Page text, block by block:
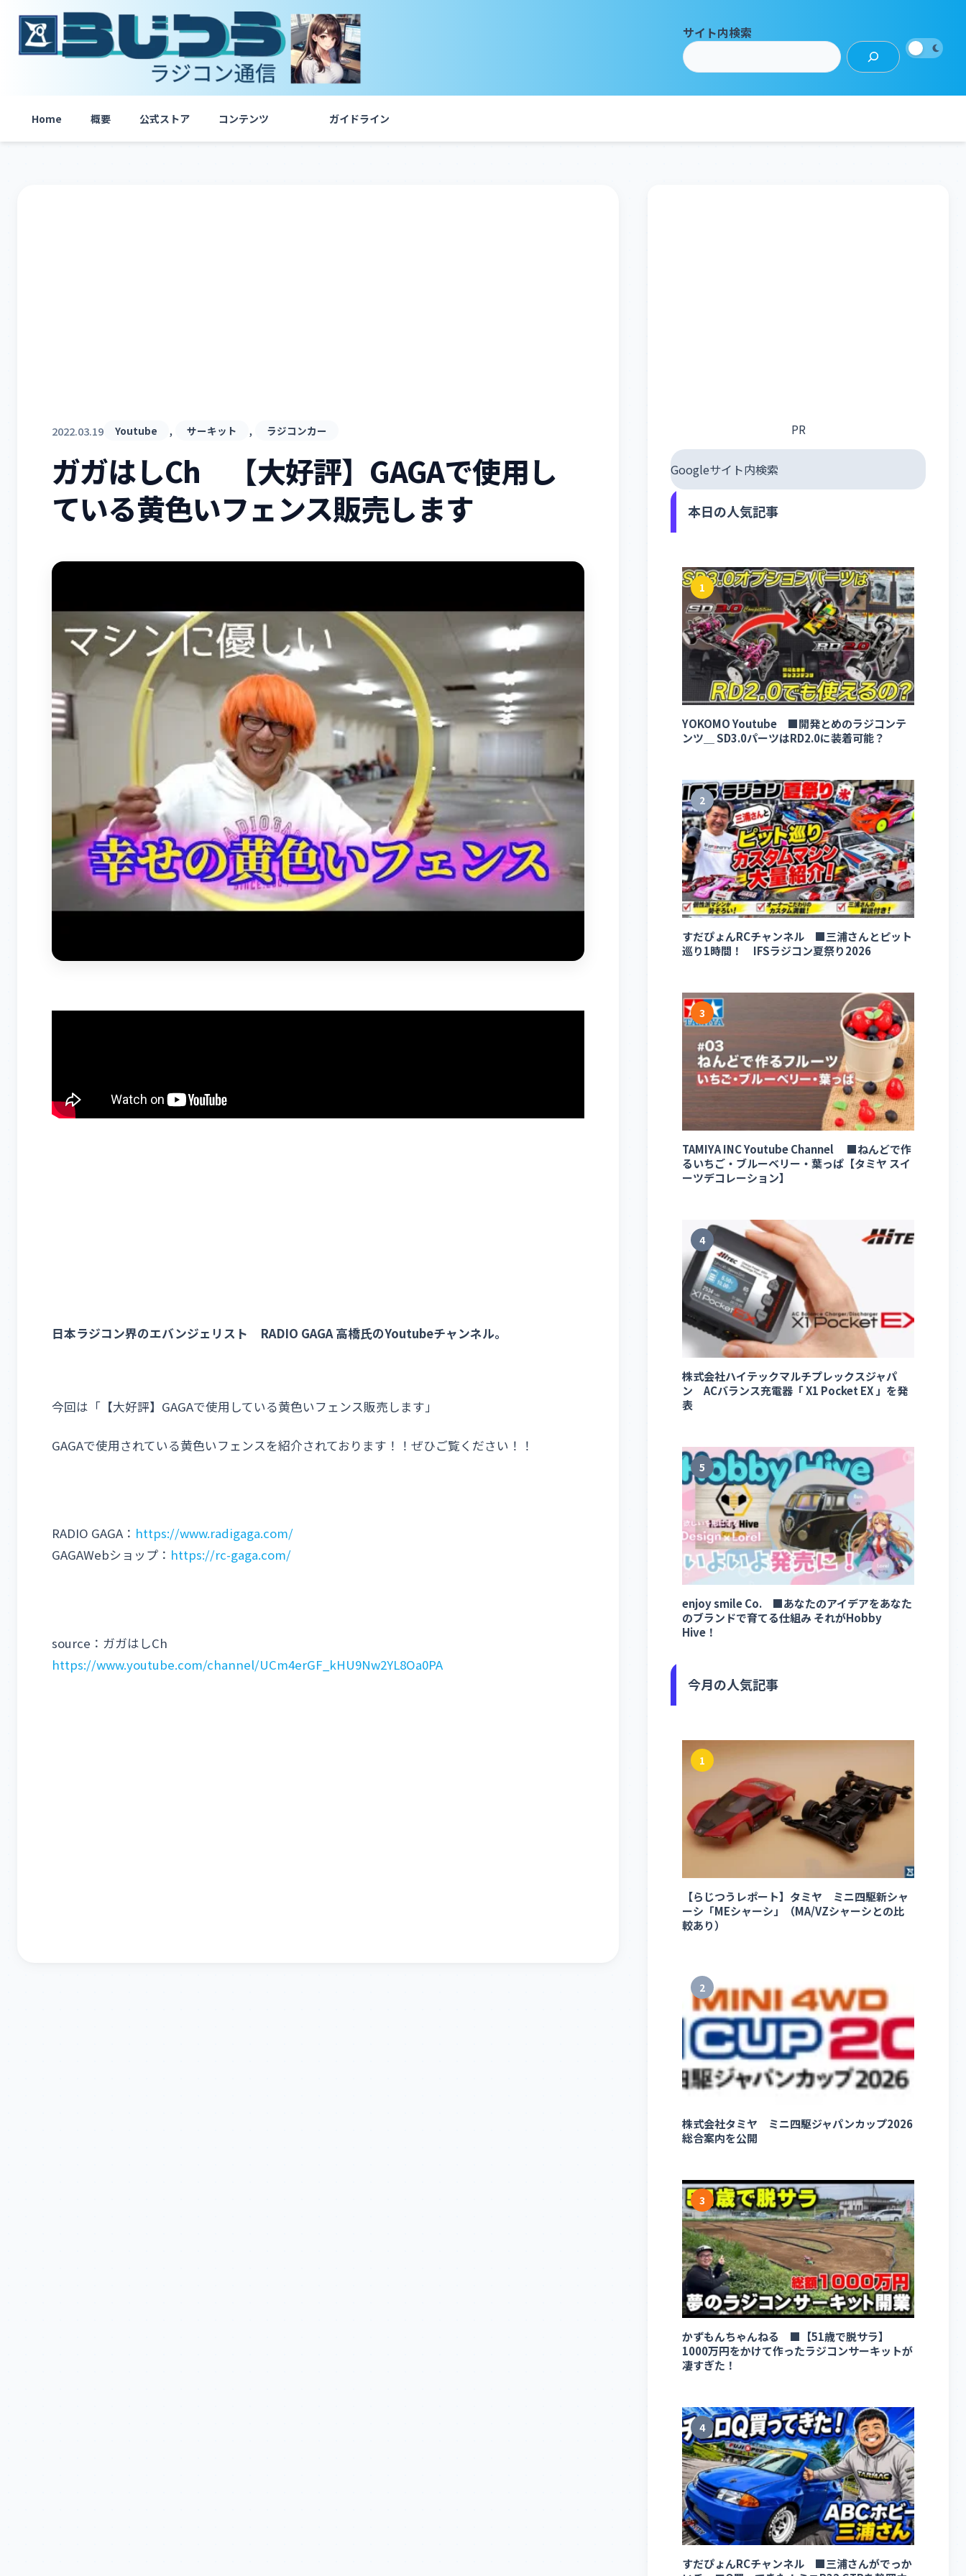
サイト内検索
Home 概要 公式ストア コンテンツ ガイドライン
2022.03.19 Youtube , サーキット , ラジコンカー
ガガはしCh 【大好評】GAGAで使用し
ている黄色いフェンス販売します
日本ラジコン界のエバンジェリスト RADIO GAGA 高橋氏のYoutubeチャンネル。
今回は「【大好評】GAGAで使用している黄色いフェンス販売します」
GAGAで使用されている黄色いフェンスを紹介されております！！ぜひご覧ください！！
RADIO GAGA： https://www.radigaga.com/
GAGAWebショップ： https://rc-gaga.com/
source：ガガはしCh
https://www.youtube.com/channel/UCm4erGF_kHU9Nw2YL8Oa0PA
PR
Googleサイト内検索
本日の人気記事
1
YOKOMO Youtube ■開発とめのラジコンテ
ンツ＿ SD3.0パーツはRD2.0に装着可能？
2
すだぴょんRCチャンネル ■三浦さんとピット
巡り1時間！ IFSラジコン夏祭り2026
3
TAMIYA INC Youtube Channel ■ねんどで作
るいちご・ブルーベリー・葉っぱ【タミヤ スイ
ーツデコレーション】
4
株式会社ハイテックマルチプレックスジャパ
ン ACバランス充電器「 X1 Pocket EX 」を発
表
5
enjoy smile Co. ■あなたのアイデアをあなた
のブランドで育てる仕組み それがHobby
Hive！
今月の人気記事
1
【らじつうレポート】タミヤ ミニ四駆新シャ
ーシ「MEシャーシ」（MA/VZシャーシとの比
較あり）
2
株式会社タミヤ ミニ四駆ジャパンカップ2026
総合案内を公開
3
かずもんちゃんねる ■【51歳で脱サラ】
1000万円をかけて作ったラジコンサーキットが
凄すぎた！
4
すだぴょんRCチャンネル ■三浦さんがでっか